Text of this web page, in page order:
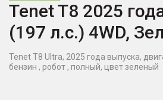
Tenet T8 2025
(197 л.с.) 4WD,
Tenet T8 Ultra, 2025 года выпуска,
бензин , робот , полный, цвет зеленый